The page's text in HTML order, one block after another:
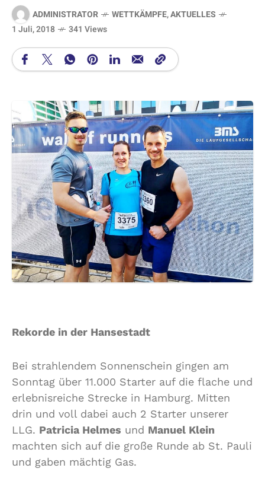
ADMINISTRATOR WETTKÄMPFE,AKTUELLES
1 Juli, 2018
341 Views
Rekorde in der Hansestadt
Bei strahlendem Sonnenschein gingen am
Sonntag über 11.000 Starter auf die flache und
erlebnisreiche Strecke in Hamburg. Mitten
drin und voll dabei auch 2 Starter unserer
LLG. Patricia Helmes und Manuel Klein
machten sich auf die große Runde ab St. Pauli
und gaben mächtig Gas.